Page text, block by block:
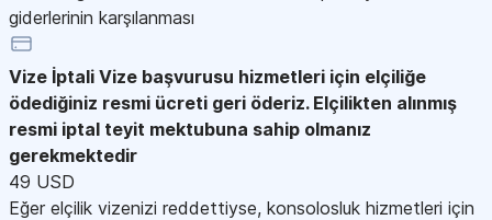
giderlerinin karşılanması
Vize İptali Vize başvurusu hizmetleri için elçiliğe
ödediğiniz resmi ücreti geri öderiz. Elçilikten alınmış
resmi iptal teyit mektubuna sahip olmanız
gerekmektedir
49 USD
Eğer elçilik vizenizi reddettiyse, konsolosluk hizmetleri için